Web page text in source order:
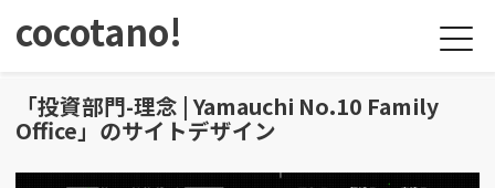
cocotano!
「投資部門-理念 | Yamauchi No.10 Family
Office」のサイトデザイン